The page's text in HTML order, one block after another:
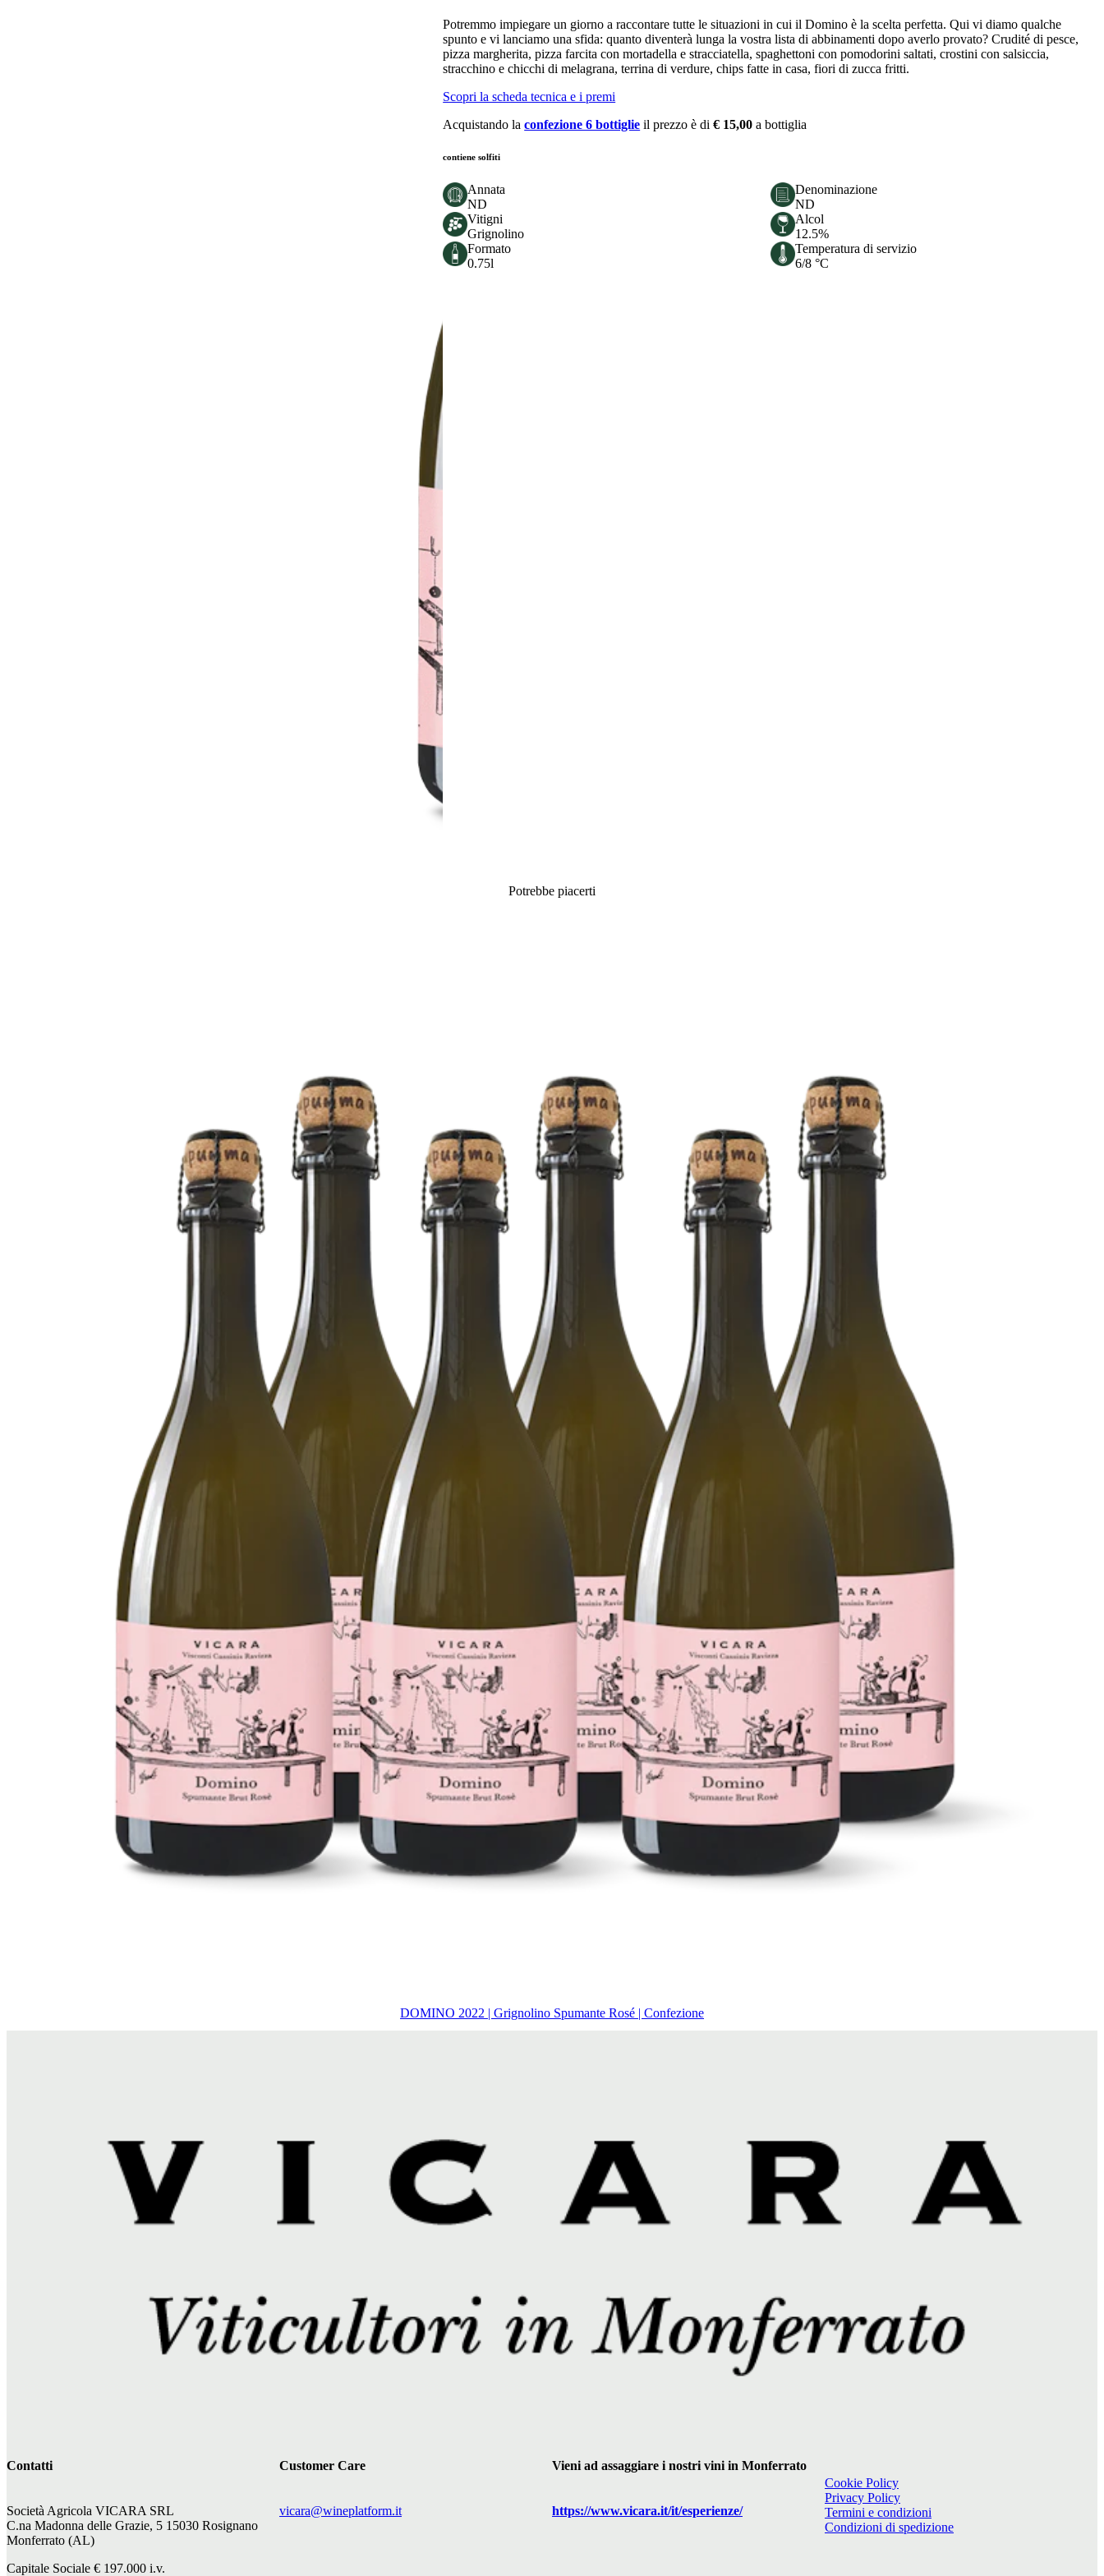
Potremmo impiegare un giorno a raccontare tutte le situazioni in cui il Domino è la scelta perfetta. Qui vi diamo qualche
spunto e vi lanciamo una sfida: quanto diventerà lunga la vostra lista di abbinamenti dopo averlo provato? Crudité di pesce,
pizza margherita, pizza farcita con mortadella e stracciatella, spaghettoni con pomodorini saltati, crostini con salsiccia,
stracchino e chicchi di melagrana, terrina di verdure, chips fatte in casa, fiori di zucca fritti.
Scopri la scheda tecnica e i premi
Acquistando laconfezione 6 bottiglie il prezzo è di€ 15,00 a bottiglia
contiene solfiti
Annata
ND
Denominazione
ND
Vitigni
Grignolino
Alcol
12.5%
Formato
0.75l
Temperatura di servizio
6/8 °C
Potrebbe piacerti
DOMINO 2022 | Grignolino Spumante Rosé | Confezione
Contatti
Società Agricola VICARA SRL
C.na Madonna delle Grazie, 5 15030 Rosignano
Monferrato (AL)
Capitale Sociale € 197.000 i.v.
Customer Care
vicara@wineplatform.it
Vieni ad assaggiare i nostri vini in Monferrato
https://www.vicara.it/it/esperienze/
Cookie Policy
Privacy Policy
Termini e condizioni
Condizioni di spedizione